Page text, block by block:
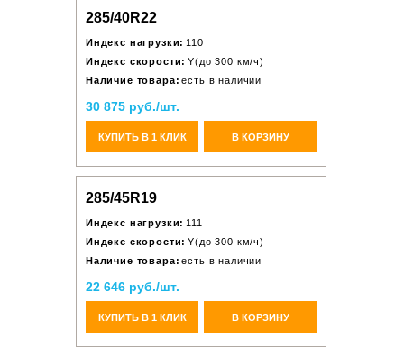
285/40R22
Индекс нагрузки: 110
Индекс скорости: Y(до 300 км/ч)
Наличие товара: есть в наличии
30 875 руб./шт.
КУПИТЬ В 1 КЛИК В КОРЗИНУ
285/45R19
Индекс нагрузки: 111
Индекс скорости: Y(до 300 км/ч)
Наличие товара: есть в наличии
22 646 руб./шт.
КУПИТЬ В 1 КЛИК В КОРЗИНУ